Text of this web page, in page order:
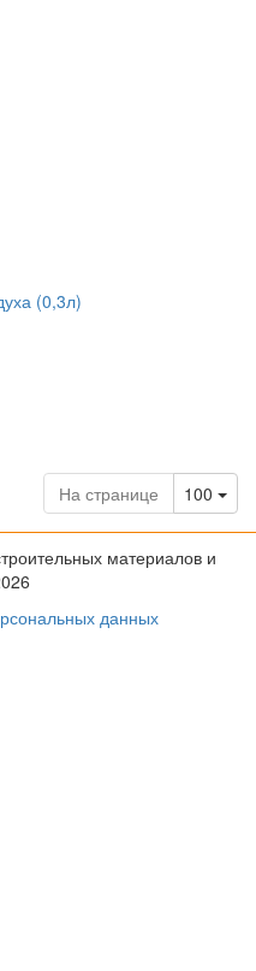
(0,3л)
На странице 100
материалов и
данных